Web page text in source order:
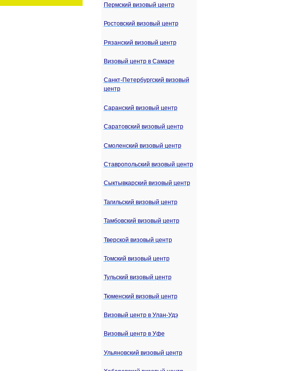
Пермский визовый центр
Ростовский визовый центр
Рязанский визовый центр
Визовый центр в Самаре
Санкт-Петербургский визовый
центр
Саранский визовый центр
Саратовский визовый центр
Смоленский визовый центр
Ставропольский визовый центр
Сыктывкарский визовый центр
Тагильский визовый центр
Тамбовский визовый центр
Тверской визовый центр
Томский визовый центр
Тульский визовый центр
Тюменский визовый центр
Визовый центр в Улан-Удэ
Визовый центр в Уфе
Ульяновский визовый центр